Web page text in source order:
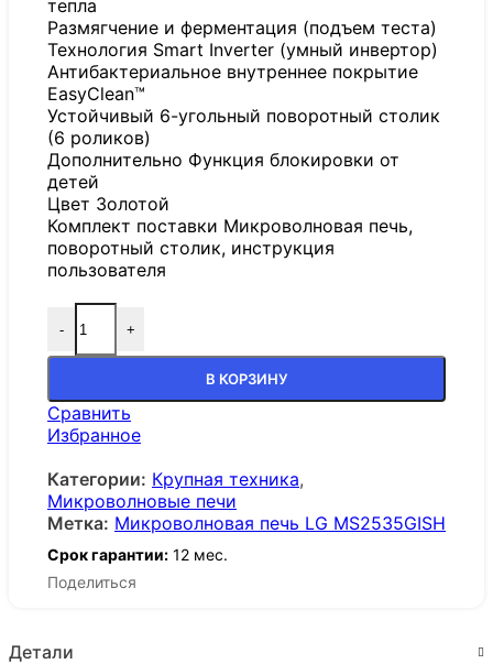
тепла
Размягчение и ферментация (подъем теста)
Технология Smart Inverter (умный инвертор)
Антибактериальное внутреннее покрытие
EasyClean™
Устойчивый 6-угольный поворотный столик
(6 роликов)
Дополнительно Функция блокировки от
детей
Цвет Золотой
Комплект поставки Микроволновая печь,
поворотный столик, инструкция
пользователя
- +
В КОРЗИНУ
Сравнить
Избранное
Категории: Крупная техника,
Микроволновые печи
Метка: Микроволновая печь LG MS2535GISH
Срок гарантии: 12 мес.
Поделиться
Детали